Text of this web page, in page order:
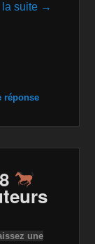
la suite →
réponse
une